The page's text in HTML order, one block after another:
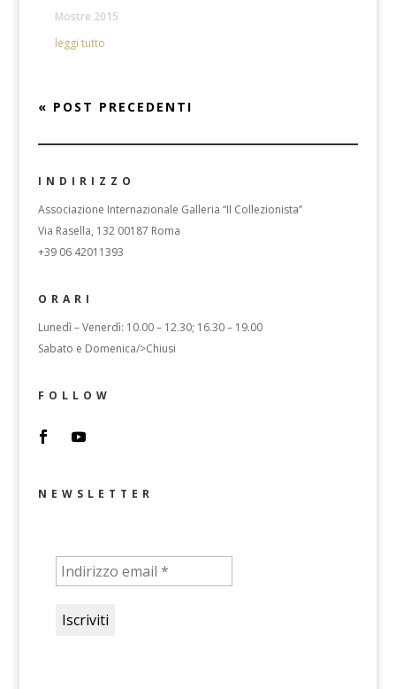
Mostre 2015
leggi tutto
« POST PRECEDENTI
INDIRIZZO
Associazione Internazionale Galleria “Il Collezionista”
Via Rasella, 132 00187 Roma
+39 06 42011393
ORARI
Lunedì – Venerdì: 10.00 – 12.30; 16.30 – 19.00
Sabato e Domenica/>Chiusi
FOLLOW
NEWSLETTER